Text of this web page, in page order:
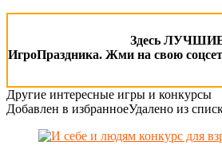
Здесь
ИгроПраздника. Жми на свою
Другие интересные игры и конкурсы
Добавлен в избранноеУдалено из